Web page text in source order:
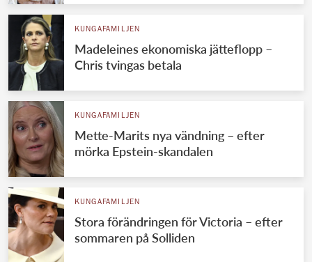
KUNGAFAMILJEN
Madeleines ekonomiska jätteflopp –
Chris tvingas betala
KUNGAFAMILJEN
Mette-Marits nya vändning – efter
mörka Epstein-skandalen
KUNGAFAMILJEN
Stora förändringen för Victoria – efter
sommaren på Solliden